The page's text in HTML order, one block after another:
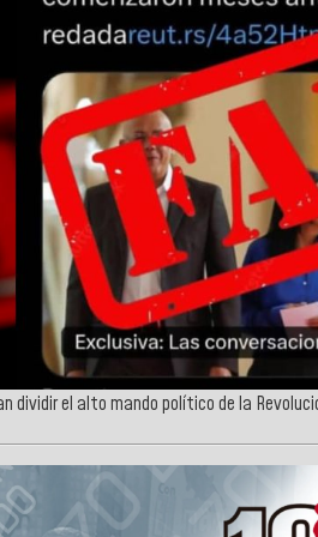
dividir el alto mando político de la